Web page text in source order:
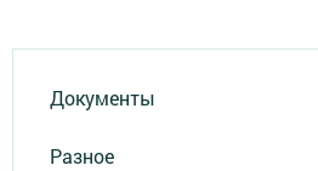
Документы
Разное